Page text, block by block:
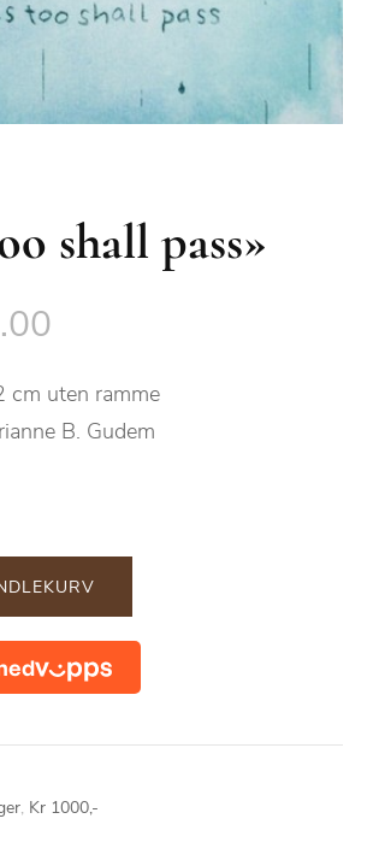
shall pass»
cm uten ramme
B. Gudem
, Kr 1000,-